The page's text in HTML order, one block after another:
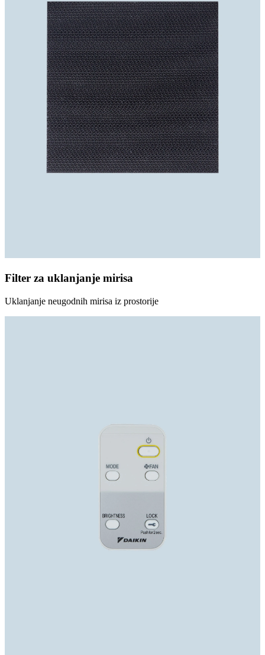
Filter za uklanjanje mirisa
Uklanjanje neugodnih mirisa iz prostorije